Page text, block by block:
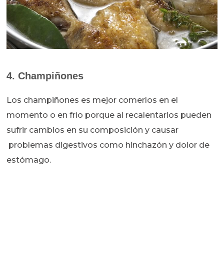
4. Champiñones
Los champiñones es mejor comerlos en el
momento o en frío porque al recalentarlos pueden
sufrir cambios en su composición y causar
problemas digestivos como hinchazón y dolor de
estómago.